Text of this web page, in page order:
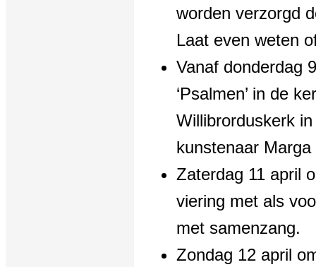
worden verzorgd
Laat even weten
Vanaf donderdag
‘Psalmen’ in de
Willibrorduskerk
kunstenaar
Zaterdag 11 april
viering met als
met samenzang.
Zondag 12 april